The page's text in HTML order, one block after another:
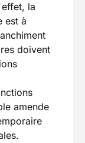
la
est à
doivent
amende